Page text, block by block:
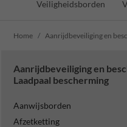
Veiligheidsborden
Home Aanrijdbeveiliging en
Aanrijdbeveiliging en
Laadpaal bescherming
Aanwijsborden
Afzetketting